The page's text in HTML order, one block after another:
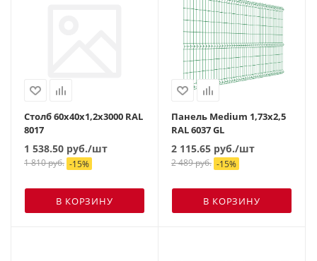
Столб 60х40х1,2х3000 RAL
8017
1 538.50 руб./шт
1 810руб. -15%
В КОРЗИНУ
Панель Medium 1,73х2,5
RAL 6037 GL
2 115.65 руб./шт
2 489руб. -15%
В КОРЗИНУ